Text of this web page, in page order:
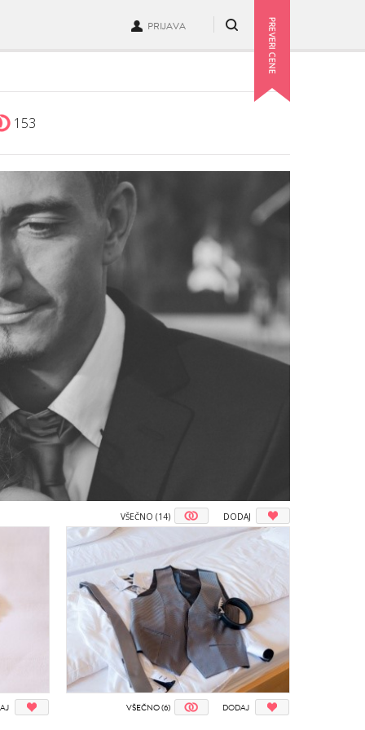
PRIJAVA
153
DODAJ
VŠEČNO (14)
DODAJ
VŠEČNO (6)